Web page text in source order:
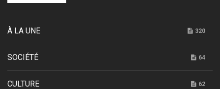
À LA UNE 320
SOCIÉTÉ 64
CULTURE 62